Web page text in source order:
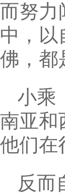
而努力
中，以
佛，都
小乘
南亚和
他们在
反而